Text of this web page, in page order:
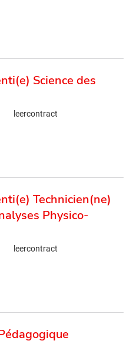
Science des
leercontract
Technicien(ne)
Physico-
leercontract